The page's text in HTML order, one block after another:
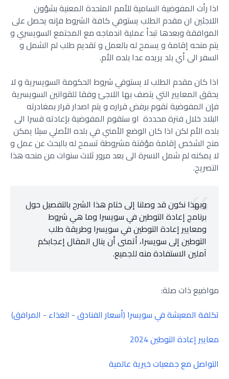
اذا رأت المفوضية السامية للأمم المتحدة المعنية بشؤون
اللاجئين ان مقدم الطلب ‏يستوفي كافة الشروط فإنه يحصل على
الموافقة وبعدها تبدأ عملية اندماجه مع ‏المجتمع السويسري و
يتم منحه إقامة و يسمح له بالعمل و تقديم طلب لم الشمل و
‏السفر الى أي بلد يريده عدا بلده الأم.
اذا كان مقدم الطلب لا يستوفي شروط الحكومة السويسرية و لا
يحقق المعايير ‏التي يتصف بها اللاجئ وفقا للقوانين السويسرية
فإن المفوضية تقوم برفض ‏قراره و يتم اصدار قرار بمغادرته
البلاد خلال فترة محددة او ستقوم المفوضية ‏بإعادته قسرا الى
بلده الأم لكن اذا كان الوضع الأمني في بلده الأصلي سيئا يمكن
‏منح الشخص إقامة مؤقتة مشروطة تسمح له بالبحث عن عمل و
لا يمكنه لم شمل ‏الاسرة الى بعد مرور ثلاث سنوات من منحه هذا
التصريح.
وبهذا نكون قد وصلنا إلى ختام هذا الشرح بالتفصيل حول
برنامج إعادة التوطين في سويسرا وما هي شروط
ومعايير إعادة التوطين في سويسرا وطريقة طلب
التوطين إلى سويسرا، أتمنى أن ينال المقال إعجابكم
آملين الاستفادة منه للجميع.
مواضيع ذات صلة:
تكلفة المعيشة في سويسرا (أسعار الفنادق - الغذاء - المرافق)
معايير إعادة التوطين 2024
التواصل مع جمعيات خيرية عالمية